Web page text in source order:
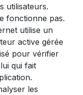
utilisateurs.
fonctionne pas.
utilise un
active gérée
pour vérifier
qui fait
les